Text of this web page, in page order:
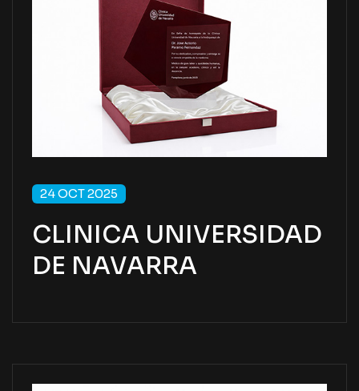
24 OCT 2025
CLINICA UNIVERSIDAD
DE NAVARRA